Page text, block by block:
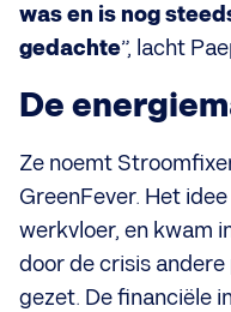
was en is nog
gedachte”, lacht
De
Ze noemt
GreenFever. Het
werkvloer, en kwam
door de crisis
gezet. De financiële